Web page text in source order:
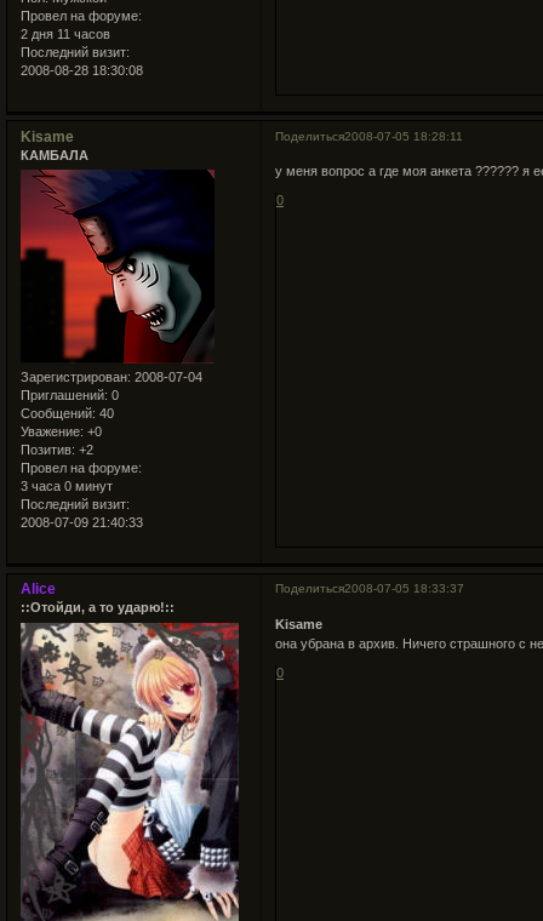
Провел на форуме:
2 дня 11 часов
Последний визит:
2008-08-28 18:30:08
Поделиться2008-07-05 18:28:11
Kisame
КАМБАЛА
Зарегистрирован: 2008-07-04
Приглашений: 0
Сообщений: 40
Уважение: +0
Позитив: +2
Провел на форуме:
3 часа 0 минут
Последний визит:
2008-07-09 21:40:33
у меня вопрос а где моя анкета ?????? я
0
Поделиться2008-07-05 18:33:37
Alice
::Отойди, а то ударю!::
Kisame
она убрана в архив. Ничего страшного с
0